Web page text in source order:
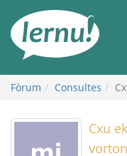
contingut
Fòrum Consultes
Cxu